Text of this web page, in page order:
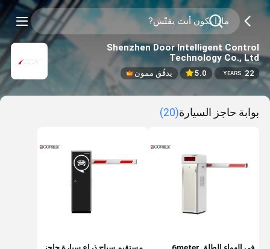
Shenzhen Door Intelligent Control
Technology Co., Ltd
22
YEARS
5.0 يدقّق ممون
بوابة حاجز السيارة(20)